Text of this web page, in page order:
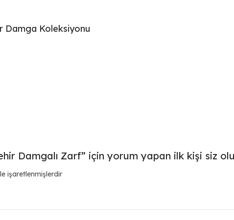
Damga Koleksiyonu
Damgalı Zarf” için yorum yapan ilk kişi siz
işaretlenmişlerdir